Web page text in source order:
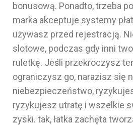
bonusową. Ponadto, trzeba
marka akceptuje systemy
używasz przed rejestracją.
slotowe, podczas gdy inni
ruletkę. Jeśli przekroczysz
ograniczysz go, narazisz się
niebezpieczeństwo,
ryzykujesz utratę i wszelkie
zyski. tak, łatka zachęta